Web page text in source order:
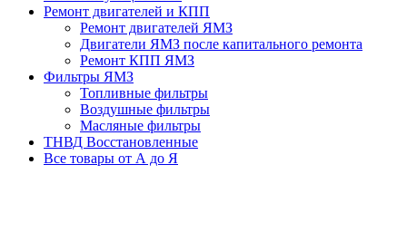
Ремонт двигателей и КПП
Ремонт двигателей ЯМЗ
Двигатели ЯМЗ после капитального ремонта
Ремонт КПП ЯМЗ
Фильтры ЯМЗ
Топливные фильтры
Воздушные фильтры
Масляные фильтры
ТНВД Восстановленные
Все товары от А до Я